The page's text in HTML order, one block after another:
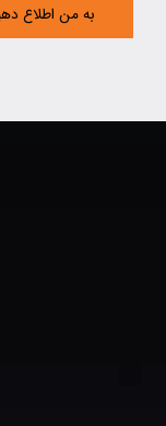
به من اطلاع دهید